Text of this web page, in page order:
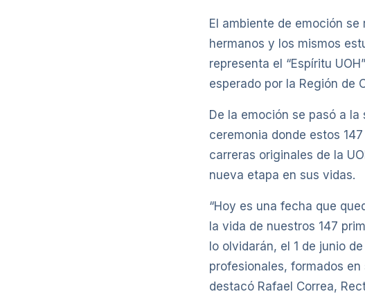
El ambiente de emoción
hermanos y los mismos
representa el “Espíritu
esperado por la Región de
De la emoción se pasó a la
ceremonia donde estos
carreras originales de la
nueva etapa en sus vidas.
“Hoy es una fecha que
la vida de nuestros 147
lo olvidarán, el 1 de junio
profesionales, formados
destacó Rafael Correa,